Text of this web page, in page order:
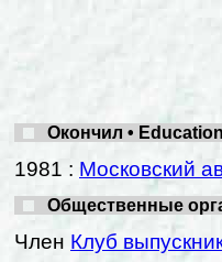
Окончил •
1981 : Московский
Общественные
Член Клуб